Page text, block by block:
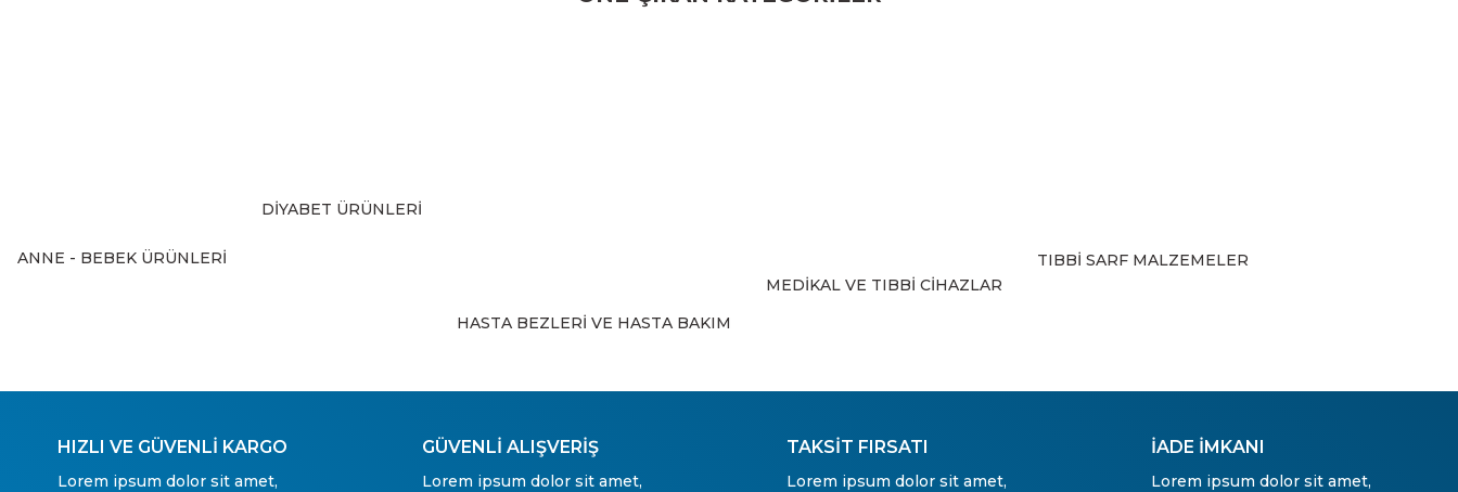
ANNE - BEBEK ÜRÜNLERİ
DİYABET ÜRÜNLERİ
HASTA BEZLERİ VE HASTA BAKIM
MEDİKAL VE TIBBİ CİHAZLAR
TIBBİ SARF MALZEMELER
HIZLI VE GÜVENLİ KARGO
Lorem ipsum dolor sit amet,
GÜVENLİ ALIŞVERİŞ
Lorem ipsum dolor sit amet,
TAKSİT FIRSATI
Lorem ipsum dolor sit amet,
İADE İMKANI
Lorem ipsum dolor sit amet,